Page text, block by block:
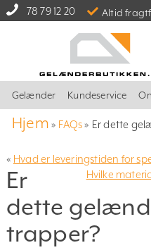
78 79 12 20 Altid
Gelænder Kundeservice
Hjem » FAQs» Er dette
« Hvad er leveringstiden for
Hvilke
Er
dette
trapper?